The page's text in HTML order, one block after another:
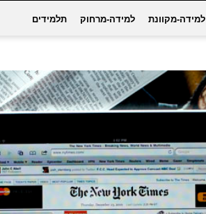
למידה-מקוונת למידה-מרחוק תלמידים